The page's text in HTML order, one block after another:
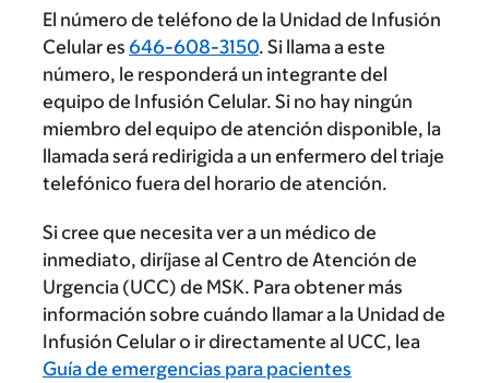
El número de teléfono de la Unidad de Infusión
Celular es 646-608-3150. Si llama a este
número, le responderá un integrante del
equipo de Infusión Celular. Si no hay ningún
miembro del equipo de atención disponible, la
llamada será redirigida a un enfermero del triaje
telefónico fuera del horario de atención.
Si cree que necesita ver a un médico de
inmediato, diríjase al Centro de Atención de
Urgencia (UCC) de MSK. Para obtener más
información sobre cuándo llamar a la Unidad de
Infusión Celular o ir directamente al UCC, lea
Guía de emergencias para pacientes